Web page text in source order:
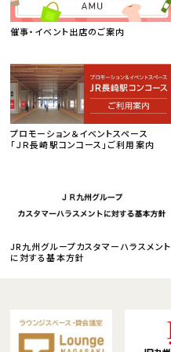
催事・イベント出店のご案内
プロモーション＆イベントスペース
「ＪＲ長崎駅コンコース」ご利用案内
JR九州グループカスタマーハラスメント
に対する基本方針